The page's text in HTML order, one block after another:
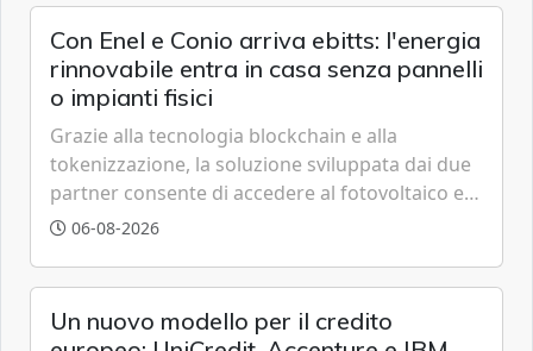
Con Enel e Conio arriva ebitts: l'energia
rinnovabile entra in casa senza pannelli
o impianti fisici
Grazie alla tecnologia blockchain e alla
tokenizzazione, la soluzione sviluppata dai due
partner consente di accedere al fotovoltaico e
all'eolico ottenendo risparmi diretti in bolletta,
06-08-2026
Un nuovo modello per il credito